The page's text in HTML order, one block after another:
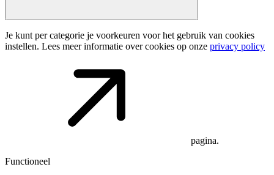
Je kunt per categorie je voorkeuren voor het gebruik van cookies
instellen. Lees meer informatie over cookies op onze privacy policy
pagina.
Functioneel